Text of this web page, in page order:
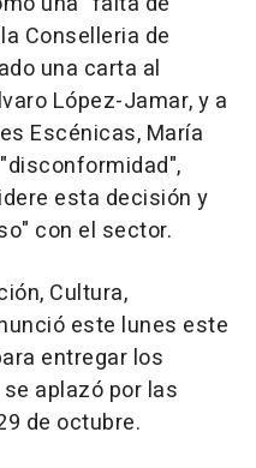
Conselleria de
una carta al
López-Jamar, y a
Escénicas, María
esta decisión y
con el sector.
Cultura,
este lunes este
entregar los
aplazó por las
de octubre.